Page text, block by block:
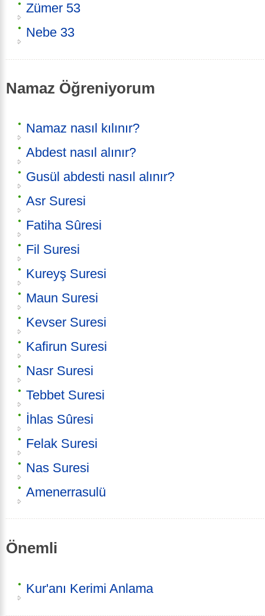
Zümer 53
Nebe 33
Namaz Öğreniyorum
Namaz nasıl kılınır?
Abdest nasıl alınır?
Gusül abdesti nasıl alınır?
Asr Suresi
Fatiha Sûresi
Fil Suresi
Kureyş Suresi
Maun Suresi
Kevser Suresi
Kafirun Suresi
Nasr Suresi
Tebbet Suresi
İhlas Sûresi
Felak Suresi
Nas Suresi
Amenerrasulü
Önemli
Kur'anı Kerimi Anlama